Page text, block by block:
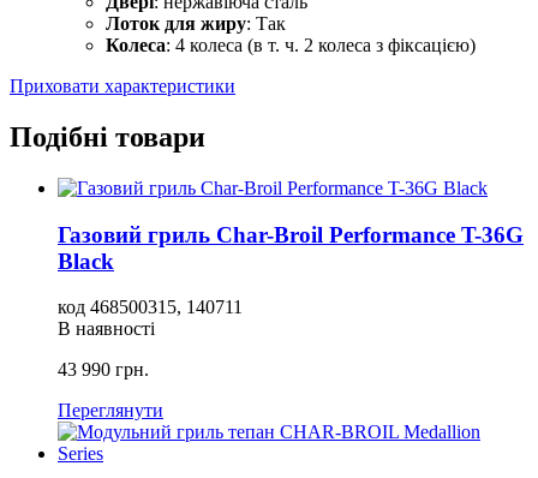
Лоток для жиру: Так
Колеса: 4 колеса (в т. ч. 2 колеса з фіксацією)
Приховати характеристики
Подібні товари
Газовий гриль Char-Broil Performance T-36G
Black
код 468500315, 140711
В наявності
43 990 грн.
Переглянути